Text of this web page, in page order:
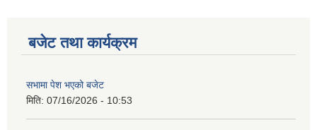
बजेट तथा कार्यक्रम
सभामा पेश भएको बजेट
मिति: 07/16/2026 - 10:53